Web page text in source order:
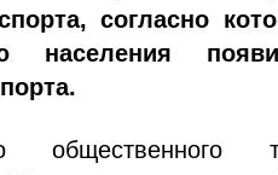
согласно
населения
общественного